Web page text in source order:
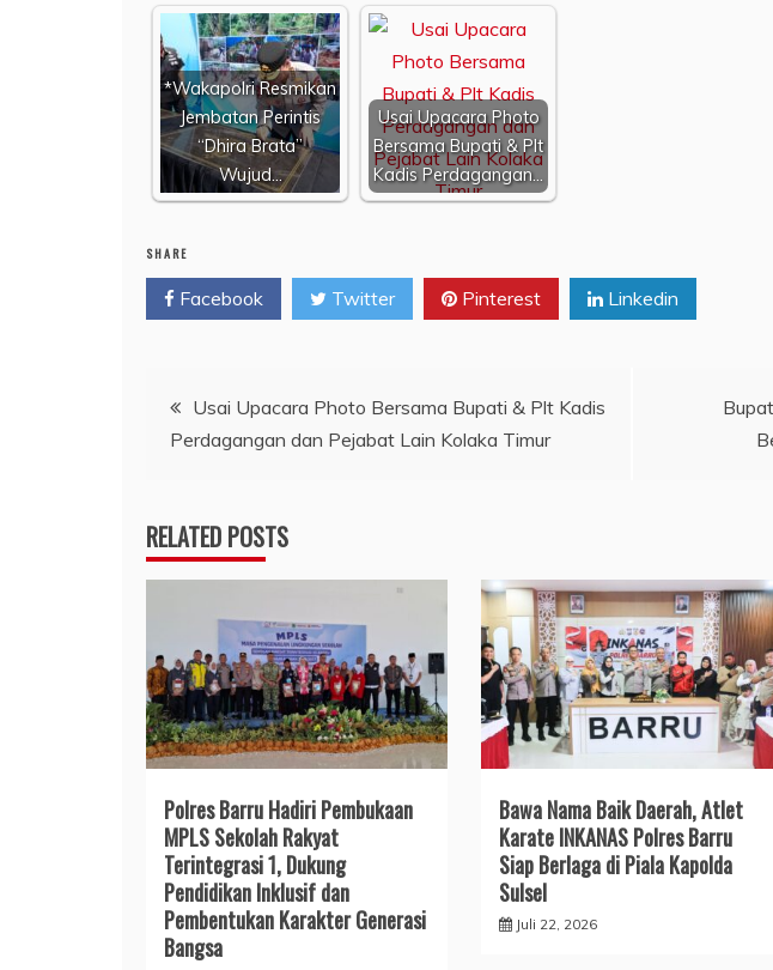
*Wakapolri Resmikan
Jembatan Perintis
“Dhira Brata”
Wujud…
Usai Upacara Photo
Bersama Bupati & Plt
Kadis Perdagangan…
SHARE
Facebook Twitter Pinterest Linkedin
Navigasi
pos
Usai Upacara Photo Bersama Bupati & Plt Kadis
Perdagangan dan Pejabat Lain Kolaka Timur
RELATED POSTS
Polres Barru Hadiri Pembukaan
MPLS Sekolah Rakyat
Terintegrasi 1, Dukung
Pendidikan Inklusif dan
Pembentukan Karakter Generasi
Bangsa
​Bawa Nama Baik Daerah, Atlet
Karate INKANAS Polres Barru
Siap Berlaga di Piala Kapolda
Sulsel
Juli 22, 2026